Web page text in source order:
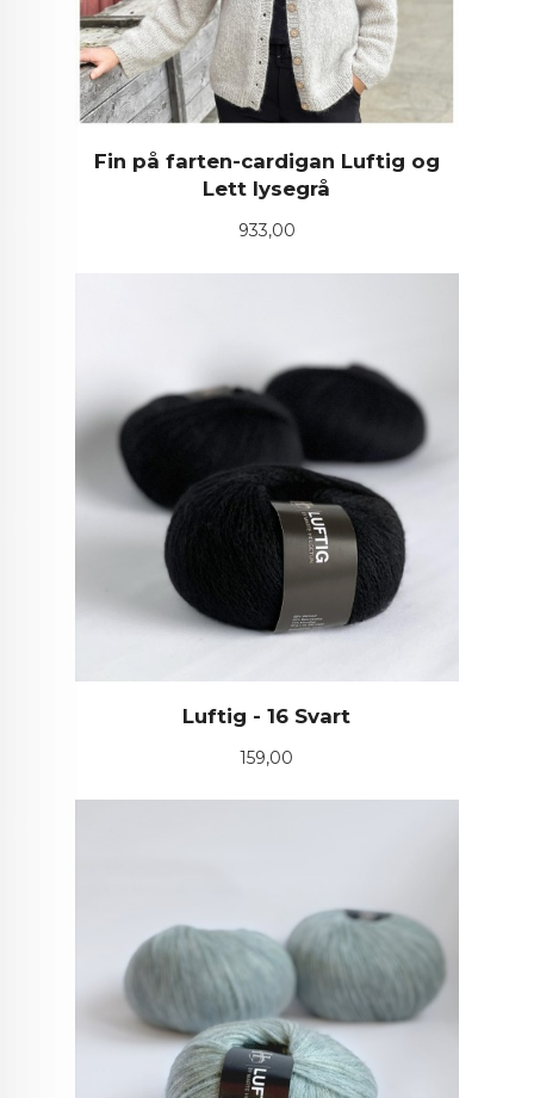
Fin på farten-cardigan Luftig og
Lett lysegrå
Pris
933,00
Luftig - 16 Svart
Pris
159,00